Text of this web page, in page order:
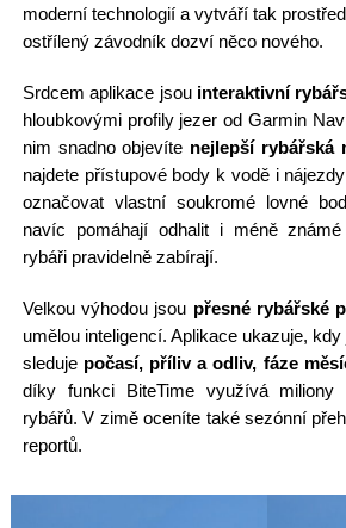
moderní technologií a vytváří tak
ostřílený závodník dozví něco nového.
Srdcem aplikace jsou interaktivní
hloubkovými profily jezer od Garmin
nim snadno objevíte nejlepší rybářská
najdete přístupové body k vodě i
označovat vlastní soukromé lovné
navíc pomáhají odhalit i méně
rybáři pravidelně zabírají.
Velkou výhodou jsou přesné rybářské
umělou inteligencí. Aplikace ukazuje,
sleduje počasí, příliv a odliv, fáze
díky funkci BiteTime využívá miliony
rybářů. V zimě oceníte také sezónní
reportů.